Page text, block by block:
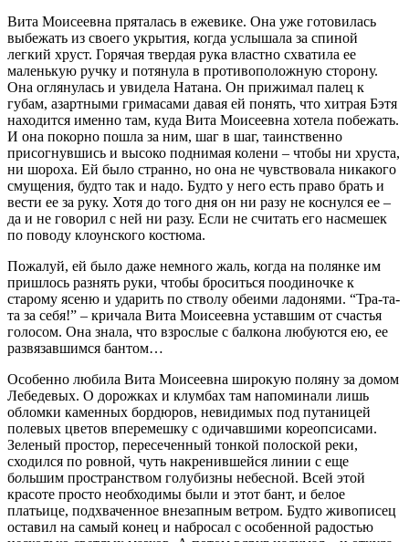
Вита Моисеевна пряталась в ежевике. Она уже готовилась
выбежать из своего укрытия, когда услышала за спиной
легкий хруст. Горячая твердая рука властно схватила ее
маленькую ручку и потянула в противоположную сторону.
Она оглянулась и увидела Натана. Он прижимал палец к
губам, азартными гримасами давая ей понять, что хитрая Бэтя
находится именно там, куда Вита Моисеевна хотела побежать.
И она покорно пошла за ним, шаг в шаг, таинственно
присогнувшись и высоко поднимая колени – чтобы ни хруста,
ни шороха. Ей было странно, но она не чувствовала никакого
смущения, будто так и надо. Будто у него есть право брать и
вести ее за руку. Хотя до того дня он ни разу не коснулся ее –
да и не говорил с ней ни разу. Если не считать его насмешек
по поводу клоунского костюма.
Пожалуй, ей было даже немного жаль, когда на полянке им
пришлось разнять руки, чтобы броситься поодиночке к
старому ясеню и ударить по стволу обеими ладонями. “Тра-та-
та за себя!” – кричала Вита Моисеевна уставшим от счастья
голосом. Она знала, что взрослые с балкона любуются ею, ее
развязавшимся бантом…
Особенно любила Вита Моисеевна широкую поляну за домом
Лебедевых. О дорожках и клумбах там напоминали лишь
обломки каменных бордюров, невидимых под путаницей
полевых цветов вперемешку с одичавшими кореопсисами.
Зеленый простор, пересеченный тонкой полоской реки,
сходился по ровной, чуть накренившейся линии с еще
большим пространством голубизны небесной. Всей этой
красоте просто необходимы были и этот бант, и белое
платьице, подхваченное внезапным ветром. Будто живописец
оставил на самый конец и набросал с особенной радостью